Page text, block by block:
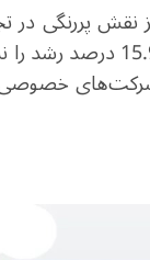
پررنگی در
خصوصی